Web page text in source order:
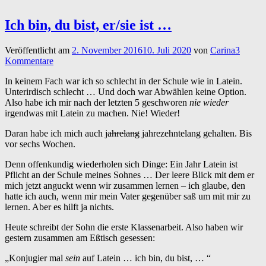
Ich bin, du bist, er/sie ist …
Veröffentlicht am 2. November 201610. Juli 2020 von Carina3
Kommentare
In keinem Fach war ich so schlecht in der Schule wie in Latein.
Unterirdisch schlecht … Und doch war Abwählen keine Option.
Also habe ich mir nach der letzten 5 geschworen nie wieder
irgendwas mit Latein zu machen. Nie! Wieder!
Daran habe ich mich auch jahrelang jahrezehntelang gehalten. Bis
vor sechs Wochen.
Denn offenkundig wiederholen sich Dinge: Ein Jahr Latein ist
Pflicht an der Schule meines Sohnes … Der leere Blick mit dem er
mich jetzt anguckt wenn wir zusammen lernen – ich glaube, den
hatte ich auch, wenn mir mein Vater gegenüber saß um mit mir zu
lernen. Aber es hilft ja nichts.
Heute schreibt der Sohn die erste Klassenarbeit. Also haben wir
gestern zusammen am Eßtisch gesessen:
„Konjugier mal sein auf Latein … ich bin, du bist, … “